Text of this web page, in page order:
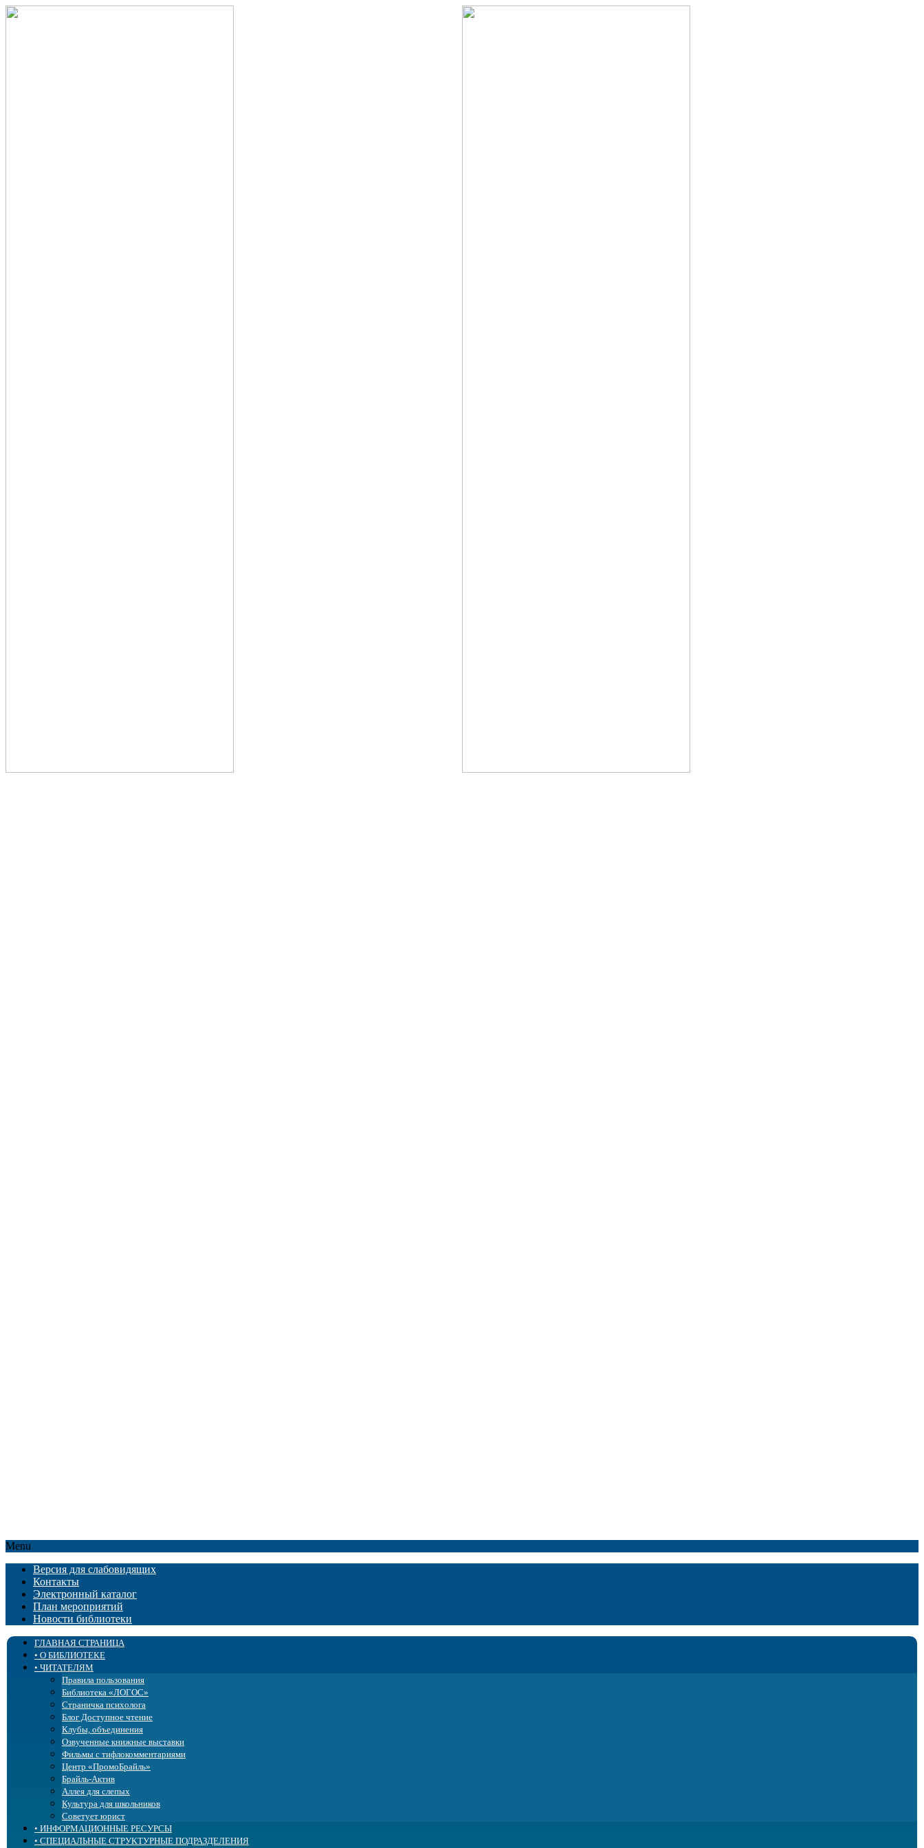
Menu
Версия для слабовидящих
Контакты
Электронный каталог
План мероприятий
Новости библиотеки
ГЛАВНАЯ СТРАНИЦА
• О БИБЛИОТЕКЕ
История
Учредительные документы
Государственное задание и оценка качества
Услуги
Образовательная деятельность
Структура
Бэкграундер
Попечительский совет
Сплошное сердце
Библиотека в СМИ
Профсоюз
Доступная среда
Сведения об учредителе
• ЧИТАТЕЛЯМ
Правила пользования
Библиотека «ЛОГОС»
Страничка психолога
Блог Доступное чтение
Клубы, объединения
Озвученные книжные выставки
Фильмы с тифлокомментариями
Центр «ПромоБрайль»
Брайль-Актив
Аллея для слепых
Культура для школьников
Советует юрист
• ИНФОРМАЦИОННЫЕ РЕСУРСЫ
Новые поступления
• СПЕЦИАЛЬНЫЕ СТРУКТУРНЫЕ ПОДРАЗДЕЛЕНИЯ